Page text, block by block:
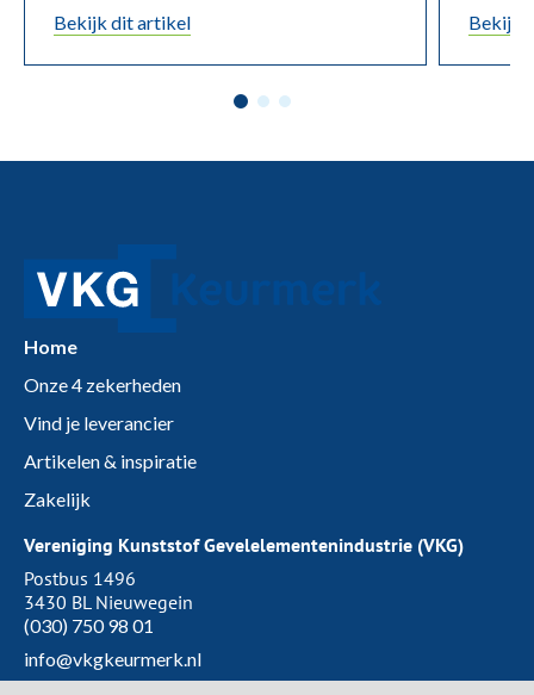
Bekijk dit artikel
Bekijk
Home
Onze 4 zekerheden
Vind je leverancier
Artikelen & inspiratie
Zakelijk
Vereniging Kunststof Gevelelementenindustrie (VKG)
Postbus 1496
3430 BL Nieuwegein
(030) 750 98 01
info@vkgkeurmerk.nl